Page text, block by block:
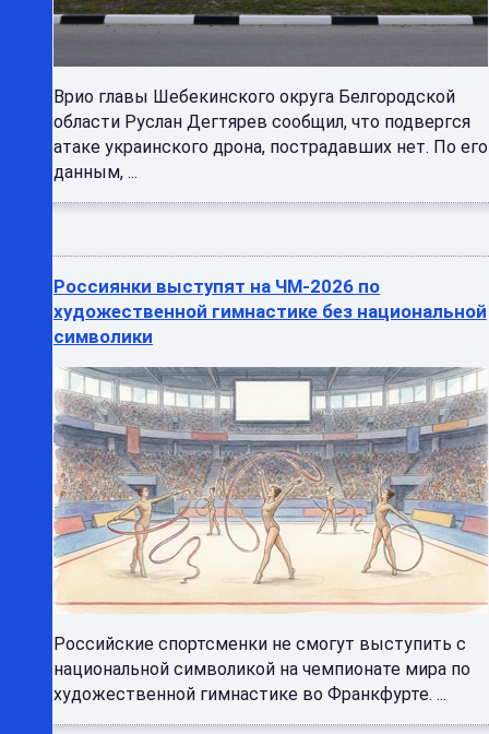
Врио главы Шебекинского округа Белгородской
области Руслан Дегтярев сообщил, что подвергся
атаке украинского дрона, пострадавших нет. По его
данным, ...
Россиянки выступят на ЧМ-2026 по
художественной гимнастике без национальной
символики
Российские спортсменки не смогут выступить с
национальной символикой на чемпионате мира по
художественной гимнастике во Франкфурте. ...